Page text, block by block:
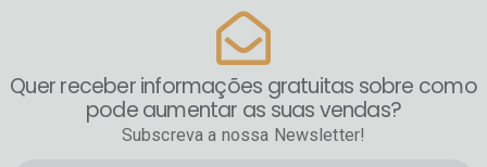
Quer receber informações gratuitas sobre como
pode aumentar as suas vendas?
Subscreva a nossa Newsletter!